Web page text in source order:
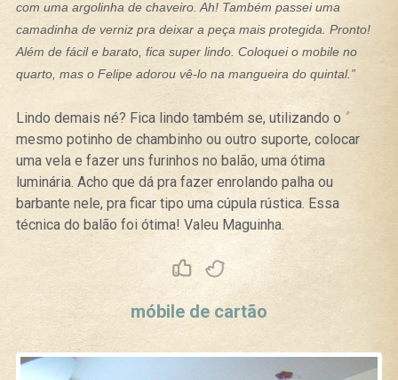
com uma argolinha de chaveiro. Ah! Também passei uma
camadinha de verniz pra deixar a peça mais protegida. Pronto!
Além de fácil e barato, fica super lindo. Coloquei o mobile no
quarto, mas o Felipe adorou vê-lo na mangueira do quintal.”
Lindo demais né? Fica lindo também se, utilizando o
mesmo potinho de chambinho ou outro suporte, colocar
uma vela e fazer uns furinhos no balão, uma ótima
luminária. Acho que dá pra fazer enrolando palha ou
barbante nele, pra ficar tipo uma cúpula rústica. Essa
técnica do balão foi ótima! Valeu Maguinha.
Curtir
móbile de cartão